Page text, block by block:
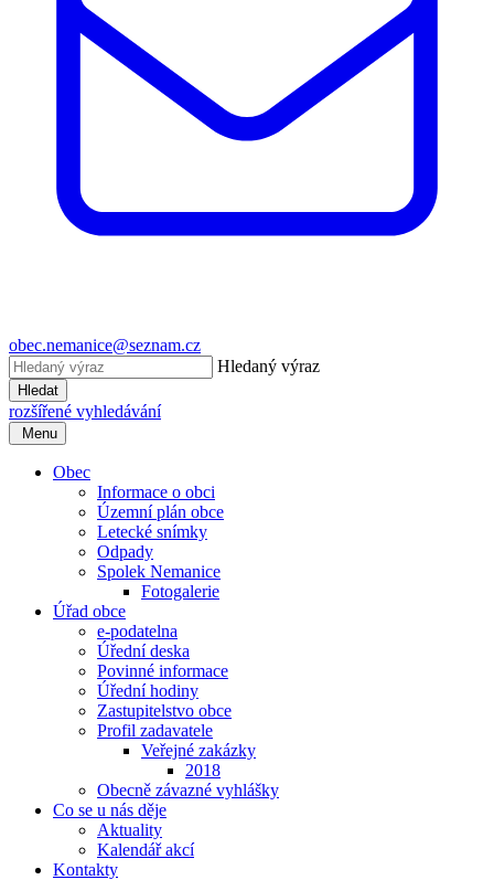
obec.nemanice@seznam.cz
Hledaný výraz
Hledat
rozšířené vyhledávání
Menu
Obec
Informace o obci
Územní plán obce
Letecké snímky
Odpady
Spolek Nemanice
Fotogalerie
Úřad obce
e-podatelna
Úřední deska
Povinné informace
Úřední hodiny
Zastupitelstvo obce
Profil zadavatele
Veřejné zakázky
2018
Obecně závazné vyhlášky
Co se u nás děje
Aktuality
Kalendář akcí
Kontakty